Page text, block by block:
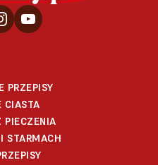
PRZEPISY
CIASTA
PIECZENIA
STARMACH